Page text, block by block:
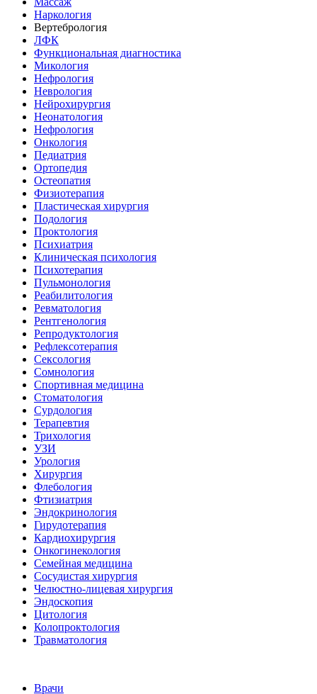
Наркология
Вертебрология
ЛФК
Функциональная диагностика
Микология
Нефрология
Неврология
Нейрохирургия
Неонатология
Нефрология
Онкология
Педиатрия
Ортопедия
Остеопатия
Физиотерапия
Пластическая хирургия
Подология
Проктология
Психиатрия
Клиническая психология
Психотерапия
Пульмонология
Реабилитология
Ревматология
Рентгенология
Репродуктология
Рефлексотерапия
Сексология
Сомнология
Спортивная медицина
Стоматология
Сурдология
Терапевтия
Трихология
УЗИ
Урология
Хирургия
Флебология
Фтизиатрия
Эндокринология
Гирудотерапия
Кардиохирургия
Онкогинекология
Семейная медицина
Сосудистая хирургия
Челюстно-лицевая хирургия
Эндоскопия
Цитология
Колопроктология
Травматология
Врачи